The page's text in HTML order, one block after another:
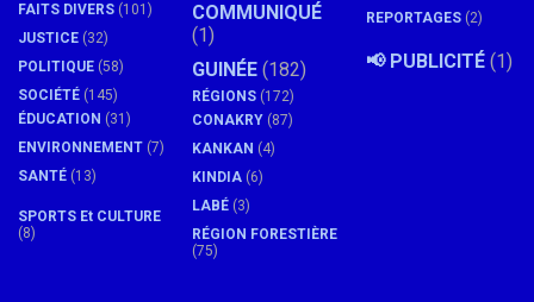
FAITS DIVERS (101)
JUSTICE (32)
POLITIQUE (58)
SOCIÉTÉ (145)
ÉDUCATION (31)
ENVIRONNEMENT (7)
SANTÉ (13)
SPORTS Et CULTURE
(8)
COMMUNIQUÉ
(1)
GUINÉE (182)
RÉGIONS (172)
CONAKRY (87)
KANKAN (4)
KINDIA (6)
LABÉ (3)
RÉGION FORESTIÈRE
(75)
REPORTAGES (2)
📢 PUBLICITÉ (1)